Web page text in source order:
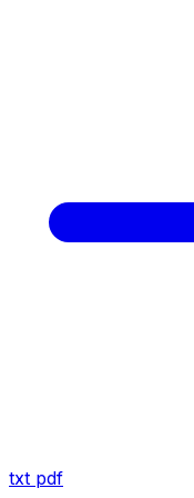
txt pdf